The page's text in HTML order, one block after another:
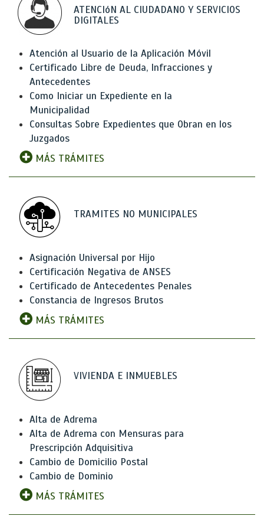
ATENCIóN AL CIUDADANO Y SERVICIOS
DIGITALES
Atención al Usuario de la Aplicación Móvil
Certificado Libre de Deuda, Infracciones y
Antecedentes
Como Iniciar un Expediente en la
Municipalidad
Consultas Sobre Expedientes que Obran en los
Juzgados
MÁS TRÁMITES
TRAMITES NO MUNICIPALES
Asignación Universal por Hijo
Certificación Negativa de ANSES
Certificado de Antecedentes Penales
Constancia de Ingresos Brutos
MÁS TRÁMITES
VIVIENDA E INMUEBLES
Alta de Adrema
Alta de Adrema con Mensuras para
Prescripción Adquisitiva
Cambio de Domicilio Postal
Cambio de Dominio
MÁS TRÁMITES